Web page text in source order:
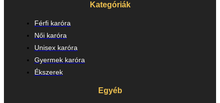
Kategóriák
Férfi karóra
Női karóra
Unisex karóra
Gyermek karóra
Ékszerek
Egyéb